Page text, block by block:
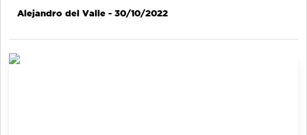
Alejandro del Valle - 30/10/2022